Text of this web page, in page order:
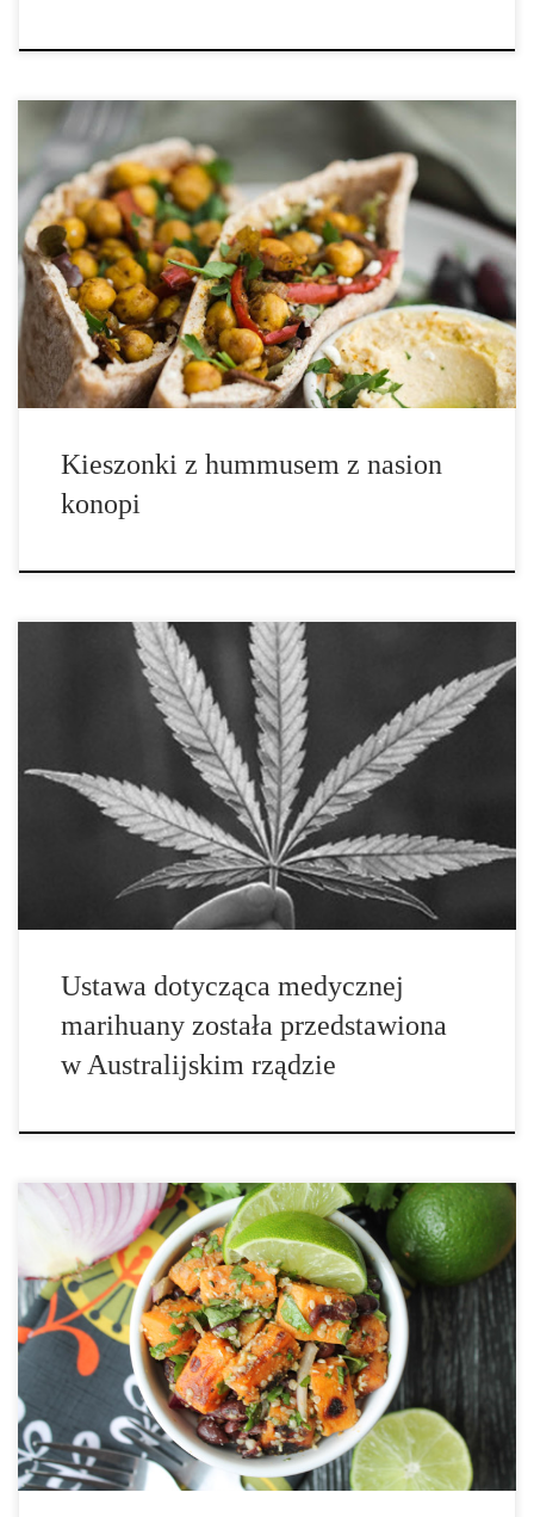
Te odżywcze kieszonki są idealną propozycją na obiad lub jako
przekąska Przepis podzielony jest na etapy. Zacznij od zrobienia
hummusu, który oparty jest na ciecierzycy i nasionach konopi.
Nasiona konopi pochodzą od rośliny cannabis sativa (konopia
siewna), zawierają duże ilości […]
Kieszonki z hummusem z nasion
konopi
Jak donoszą ostatnie sondaże, większość Australijczyków popiera
ideę zalegalizowania medycznej marihuany. A nowa ustawa
przedstawiona w australijskim senacie w ubiegłym tygodniu ma na
celu zalegalizowanie medycznej marihuany w całym kraju. Projekt
ustawy przedstawiony w senacie ma na celu stworzenie systemu
Ustawa dotycząca medycznej
marihuany została przedstawiona
w Australijskim rządzie
Dzięki rosnącej popularności konopi jako suplementu diety,
znalezienie ich w sklepie już od dawna nie sprawia trudności.
Coraz więcej sklepów spożywczych spełnia wymagania klientów i
dodaje łuskane nasiona konopi do swojej oferty produktów
żywieniowych. Nasiona konopi są doskonałym źródłem białka,